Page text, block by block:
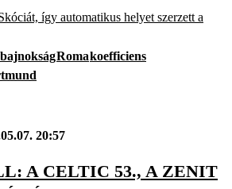
így automatikus helyet szerzett a
Romakoefficiens
20:57
A CELTIC 53., A ZENIT